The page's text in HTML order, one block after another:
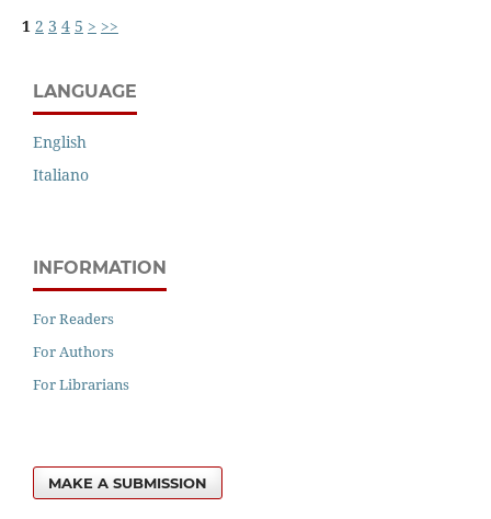
1 2 3 4 5 > >>
LANGUAGE
English
Italiano
INFORMATION
For Readers
For Authors
For Librarians
MAKE A SUBMISSION